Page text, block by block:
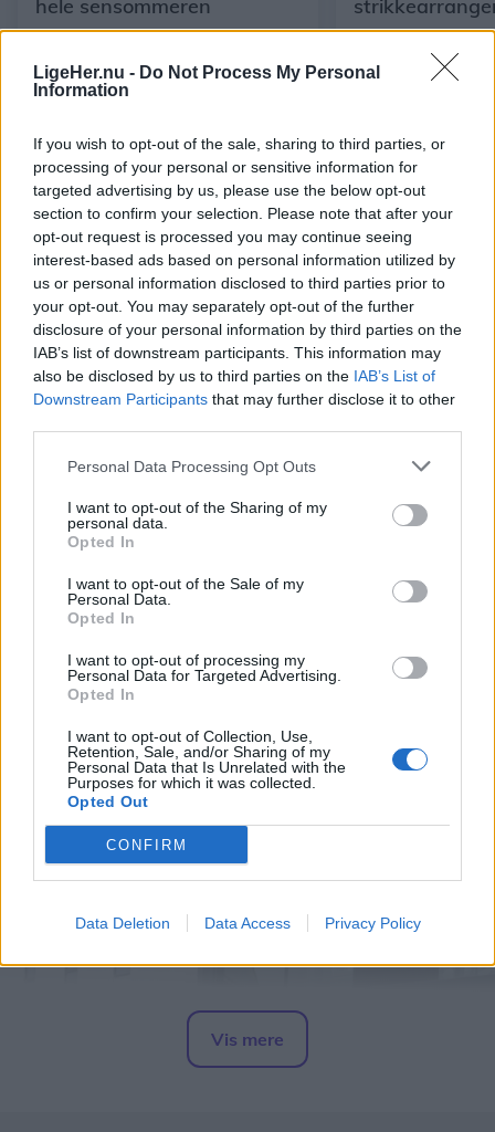
LigeHer.nu - Do Not Process My Personal
Information
If you wish to opt-out of the sale, sharing to third parties, or
processing of your personal or sensitive information for
targeted advertising by us, please use the below opt-out
section to confirm your selection. Please note that after your
opt-out request is processed you may continue seeing
interest-based ads based on personal information utilized by
us or personal information disclosed to third parties prior to
your opt-out. You may separately opt-out of the further
disclosure of your personal information by third parties on the
IAB’s list of downstream participants. This information may
also be disclosed by us to third parties on the IAB’s List of
Downstream Participants that may further disclose it to other
Personal Data Processing Opt Outs
I want to opt-out of the Sharing of my
personal data.
Opted In
I want to opt-out of the Sale of my
Personal Data.
Opted In
I want to opt-out of processing my
Personal Data for Targeted Advertising.
Opted In
I want to opt-out of Collection, Use,
Retention, Sale, and/or Sharing of my
Personal Data that Is Unrelated with the
Purposes for which it was collected.
Opted Out
CONFIRM
Data Deletion Data Access Privacy Policy
hele sensommeren
Hjørring
Events
Nordjyllands Politi rykkede ud til
Metropol i Hjørring
07. august 2026 kl. 13.28
HJØRRING: Borgerne kunne onsdag møde både
Nordjyllands Politi og Hjørring Kommune ved
Metropol ShoppingCenter, hvor der var mulighed
for at få en snak om alt fra indbrudsforebyggelse
og nabohjælp til kriseberedskab.
For de yngste var der samtidig mulighed for at
Vis mere